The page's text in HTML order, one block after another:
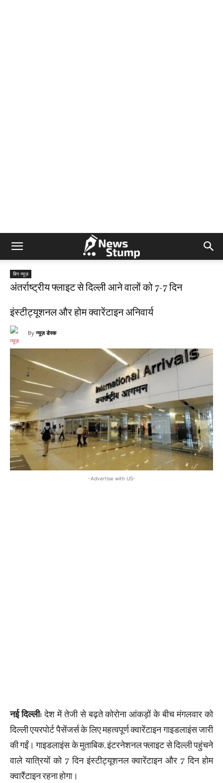
बिग न्यूज़
अंतर्राष्ट्रीय फ्लाइट से दिल्ली आने वालों को 7-7 दिन
इंस्टीट्यूशनल और होम क्वारेंटाइन अनिवार्य
By न्यूज़ डेस्क
-Advertise with US-
नई दिल्ली:देश में तेजी से बढ़ते कोरोना आंकड़ों के बीच मंगलवार को
दिल्ली एयरपोर्ट पैसेंजर्स के लिए महत्वपूर्ण क्वारेंटाइन गाइडलाइंस जारी
की गईं। गाइडलाइंस के मुताबिक, इंटरनेशनल फ्लाइट से दिल्ली पहुंचने
वाले यात्रियों को 7 दिन इंस्टीट्यूशनल क्वारेंटाइन और 7 दिन होम
क्वारैंटाइन रहना होगा।